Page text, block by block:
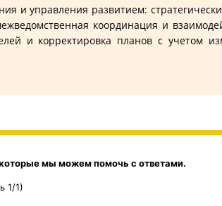
управления развитием:
координация и
и корректировка планов с учетом
мы можем помочь с ответами.
1/1)